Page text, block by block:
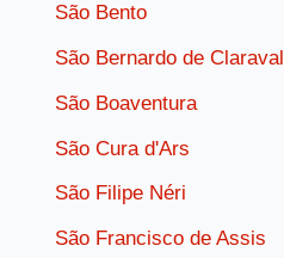
São Bento
São Bernardo de Claraval
São Boaventura
São Cura d'Ars
São Filipe Néri
São Francisco de Assis